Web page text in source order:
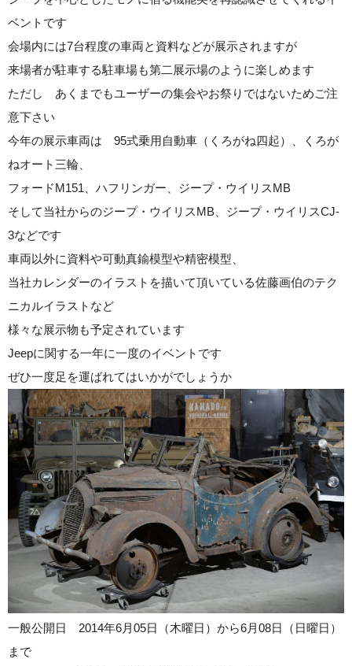
ベントです
会場内には7台程度の車両と資料などが展示されますが
来場者が駐車する駐車場も第二展示場のように楽しめます
ただし あくまでもユーザーの集会やお祭りではないためご注
意下さい
今年の展示車両は 95式乗用自動車（くろがね四起）、くろが
ねオート三輪、
フォードM151、ハフリンガー、ジープ・ウイリスMB
そして当社からのジープ・ウイリスMB、ジープ・ウイリスCJ-
3などです
車両以外に資料や可動真鍮模型や精密模型、
当社カレンダーのイラストを描いて頂いている佐藤画伯のテク
ニカルイラストなど
様々な展示物も予定されています
Jeepに関する一年に一度のイベントです
ぜひ一度足を運ばれてはいかがでしょうか
一般公開日 2014年6月05日（木曜日）から6月08日（日曜日）
まで